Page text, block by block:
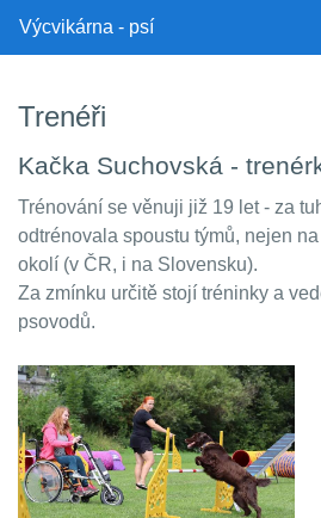
Výcvikárna - psí
Trenéři
Kačka Suchovská -
Trénování se věnuji již 19 let - za
odtrénovala spoustu týmů, nejen
okolí (v ČR, i na Slovensku).
Za zmínku určitě stojí tréninky a
psovodů.